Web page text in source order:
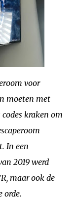
voor
moeten met
kraken om
In een
2019 werd
maar ook de
orde.